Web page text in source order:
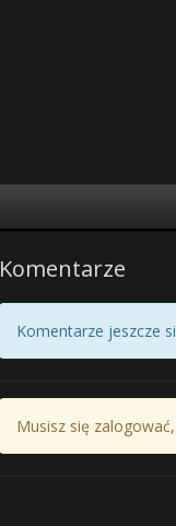
Komentarze
Komentarze jeszcze
Musisz się